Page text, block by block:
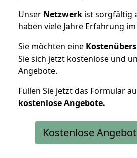
Unser Netzwerk ist sorgfältig
haben viele Jahre Erfahrung
Sie möchten eine
Sie sich jetzt kostenlose und
Angebote.
Füllen Sie jetzt das Formular
kostenloseAngebote.
Kostenlose